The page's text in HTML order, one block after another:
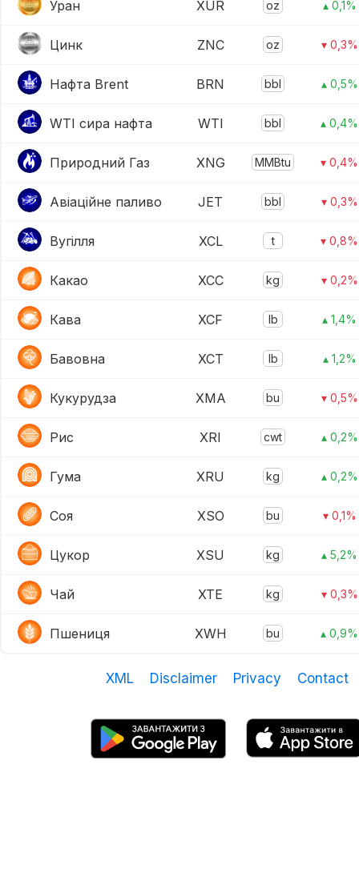
Уран XUR oz ▴ 0,1%
Цинк ZNC oz ▾ 0,3%
Нафта Brent BRN bbl ▴ 0,5%
WTI сира нафта WTI bbl ▴ 0,4%
Природний Газ XNG MMBtu ▾ 0,4%
Авіаційне паливо JET bbl ▾ 0,3%
Вугілля XCL t ▾ 0,8%
Какао XCC kg ▾ 0,2%
Кава XCF lb ▴ 1,4%
Бавовна XCT lb ▴ 1,2%
Кукурудза XMA bu ▾ 0,5%
Рис XRI cwt ▴ 0,2%
Гума XRU kg ▴ 0,2%
Соя XSO bu ▾ 0,1%
Цукор XSU kg ▴ 5,2%
Чай XTE kg ▾ 0,3%
Пшениця XWH bu ▴ 0,9%
XML Disclaimer Privacy Contact